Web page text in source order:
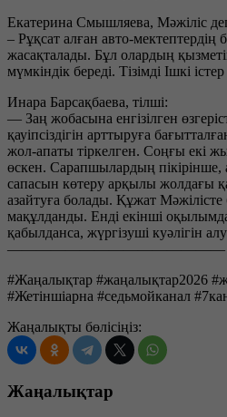
Екатерина Смышляева, Мәжіліс
– Рұқсат алған авто-мектептердің
жасақталады. Бұл олардың
мүмкіндік береді. Тізімді Ішкі
Инара Барсақбаева, тілші:
— Заң жобасына енгізілген
қауіпсіздігін арттыруға
жол-апаты тіркелген. Соңғы екі
өскен. Сарапшылардың пікірінше,
сапасын көтеру арқылы жолдағы
азайтуға болады. Құжат
мақұлданды. Енді екінші
қабылданса, жүргізуші куәлігін
———————————————
#Жаңалықтар #жаңалықтар2026
#Жетіншіарна #седьмойканал
Жаңалықты бөлісіңіз:
Жаңалықтар